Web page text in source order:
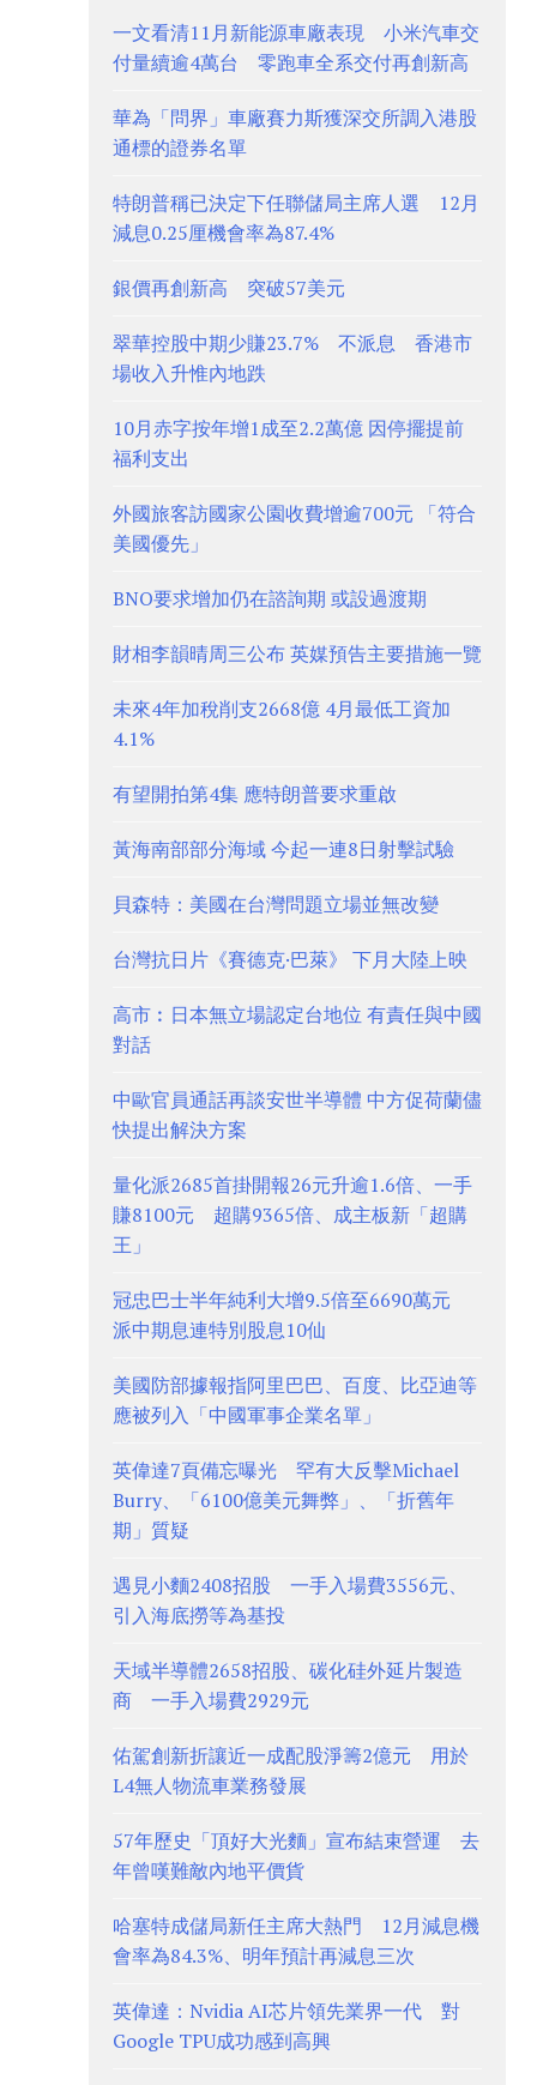
一文看清11月新能源車廠表現 小米汽車交
付量續逾4萬台 零跑車全系交付再創新高
華為「問界」車廠賽力斯獲深交所調入港股
通標的證券名單
特朗普稱已決定下任聯儲局主席人選 12月
減息0.25厘機會率為87.4%
銀價再創新高 突破57美元
翠華控股中期少賺23.7% 不派息 香港市
場收入升惟內地跌
10月赤字按年增1成至2.2萬億 因停擺提前
福利支出
外國旅客訪國家公園收費增逾700元 「符合
美國優先」
BNO要求增加仍在諮詢期 或設過渡期
財相李韻晴周三公布 英媒預告主要措施一覽
未來4年加稅削支2668億 4月最低工資加
4.1%
有望開拍第4集 應特朗普要求重啟
黃海南部部分海域 今起一連8日射擊試驗
貝森特：美國在台灣問題立場並無改變
台灣抗日片《賽德克·巴萊》 下月大陸上映
高市︰日本無立場認定台地位 有責任與中國
對話
中歐官員通話再談安世半導體 中方促荷蘭儘
快提出解決方案
量化派2685首掛開報26元升逾1.6倍、一手
賺8100元 超購9365倍、成主板新「超購
王」
冠忠巴士半年純利大增9.5倍至6690萬元
派中期息連特別股息10仙
美國防部據報指阿里巴巴、百度、比亞迪等
應被列入「中國軍事企業名單」
英偉達7頁備忘曝光 罕有大反擊Michael
Burry、「6100億美元舞弊」、「折舊年
期」質疑
遇見小麵2408招股 一手入場費3556元、
引入海底撈等為基投
天域半導體2658招股、碳化硅外延片製造
商 一手入場費2929元
佑駕創新折讓近一成配股淨籌2億元 用於
L4無人物流車業務發展
57年歷史「頂好大光麵」宣布結束營運 去
年曾嘆難敵內地平價貨
哈塞特成儲局新任主席大熱門 12月減息機
會率為84.3%、明年預計再減息三次
英偉達：Nvidia AI芯片領先業界一代 對
Google TPU成功感到高興